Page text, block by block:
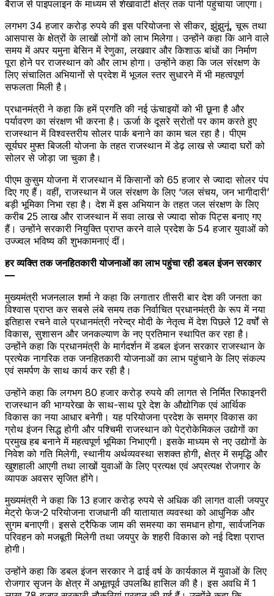
बैराज से पाइपलाइन के माध्यम से शेखावाटी क्षेत्र तक पानी पहुंचाया जाएगा।
लगभग 34 हजार करोड़ रुपये की इस परियोजना से सीकर, झुंझुनूं, चूरू तथा
आसपास के क्षेत्रों के लाखों लोगों को लाभ मिलेगा। उन्होंने कहा कि आने वाले
समय में अपर यमुना बेसिन में रेणुका, लखवार और किशाऊ बांधों का निर्माण
पूरा होने पर राजस्थान को और लाभ होगा। उन्होंने कहा कि जल संरक्षण के
लिए संचालित अभियानों से प्रदेश में भूजल स्तर सुधारने में भी महत्वपूर्ण
सफलता मिली है।
प्रधानमंत्री ने कहा कि हमें प्रगति की नई ऊंचाइयों को भी छूना है और
पर्यावरण का संरक्षण भी करना है। ऊर्जा के दूसरे स्रोतों पर काम करते हुए
राजस्थान में विश्वस्तरीय सोलर पार्क बनाने का काम चल रहा है। पीएम
सूर्यघर मुफ्त बिजली योजना के तहत राजस्थान में डेढ़ लाख से ज्यादा घरों को
सोलर से जोड़ा जा चुका है।
पीएम कुसुम योजना में राजस्थान में किसानों को 65 हजार से ज्यादा सोलर पंप
दिए गए हैं। वहीं, राजस्थान में जल संरक्षण के लिए ‘जल संचय, जन भागीदारी’
बड़ी भूमिका निभा रहा है। देश में इस अभियान के तहत जल संरक्षण के लिए
करीब 25 लाख और राजस्थान में सवा लाख से ज्यादा सोक पिट्स बनाए गए
हैं। उन्होंने सरकारी नियुक्ति प्राप्त करने वाले प्रदेश के 54 हजार युवाओं को
उज्ज्वल भविष्य की शुभकामनाएं दीं।
हर व्यक्ति तक जनहितकारी योजनाओं का लाभ पहुंचा रही डबल इंजन सरकार
—
मुख्यमंत्री भजनलाल शर्मा ने कहा कि लगातार तीसरी बार देश की जनता का
विश्वास प्राप्त कर सबसे लंबे समय तक निर्वाचित प्रधानमंत्री के रूप में नया
इतिहास रचने वाले प्रधानमंत्री नरेन्द्र मोदी के नेतृत्व में देश पिछले 12 वर्षों से
विकास, सुशासन और जनकल्याण के नए प्रतिमान स्थापित कर रहा है।
उन्होंने कहा कि प्रधानमंत्री के मार्गदर्शन में डबल इंजन सरकार राजस्थान के
प्रत्येक नागरिक तक जनहितकारी योजनाओं का लाभ पहुंचाने के लिए संकल्प
एवं समर्पण के साथ कार्य कर रही है।
उन्होंने कहा कि लगभग 80 हजार करोड़ रुपये की लागत से निर्मित रिफाइनरी
राजस्थान की भाग्यरेखा के साथ-साथ पूरे देश के औद्योगिक एवं आर्थिक
विकास का नया आधार बनेगी। यह परियोजना प्रदेश के समग्र विकास का
ग्रोथ इंजन सिद्ध होगी और पश्चिमी राजस्थान को पेट्रोकेमिकल उद्योगों का
प्रमुख हब बनाने में महत्वपूर्ण भूमिका निभाएगी। इसके माध्यम से नए उद्योगों के
निवेश को गति मिलेगी, स्थानीय अर्थव्यवस्था सशक्त होगी, क्षेत्र में समृद्धि और
खुशहाली आएगी तथा लाखों युवाओं के लिए प्रत्यक्ष एवं अप्रत्यक्ष रोजगार के
व्यापक अवसर सृजित होंगे।
मुख्यमंत्री ने कहा कि 13 हजार करोड़ रुपये से अधिक की लागत वाली जयपुर
मेट्रो फेज-2 परियोजना राजधानी की यातायात व्यवस्था को आधुनिक और
सुगम बनाएगी। इससे ट्रैफिक जाम की समस्या का समधान होगा, सार्वजनिक
परिवहन को मजबूती मिलेगी तथा जयपुर के शहरी विकास को नई दिशा प्राप्त
होगी।
उन्होंने कहा कि डबल इंजन सरकार ने ढाई वर्ष के कार्यकाल में युवाओं के लिए
रोजगार सृजन के क्षेत्र में अभूतपूर्व उपलब्धि हासिल की है। इस अवधि में 1